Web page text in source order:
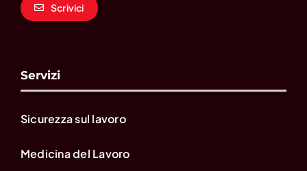
Scrivici
Servizi
Sicurezza sul lavoro
Medicina del Lavoro